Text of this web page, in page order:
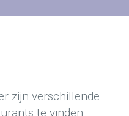
zijn verschillende
te vinden.